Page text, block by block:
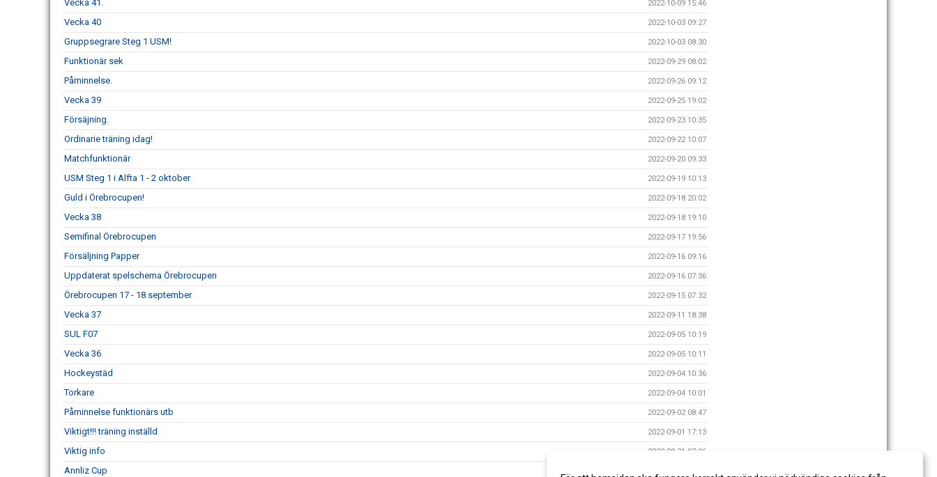
Vecka 41. 2022-10-09 15:46
Vecka 40 2022-10-03 09:27
Gruppsegrare Steg 1 USM! 2022-10-03 08:30
Funktionär sek 2022-09-29 08:02
Påminnelse. 2022-09-26 09:12
Vecka 39 2022-09-25 19:02
Försäjning. 2022-09-23 10:35
Ordinarie träning idag! 2022-09-22 10:07
Matchfunktionär 2022-09-20 09:33
USM Steg 1 i Alfta 1 - 2 oktober 2022-09-19 10:13
Guld i Örebrocupen! 2022-09-18 20:02
Vecka 38 2022-09-18 19:10
Semifinal Örebrocupen 2022-09-17 19:56
Försäljning Papper 2022-09-16 09:16
Uppdaterat spelschema Örebrocupen 2022-09-16 07:36
Örebrocupen 17 - 18 september 2022-09-15 07:32
Vecka 37 2022-09-11 18:38
SUL F07 2022-09-05 10:19
Vecka 36 2022-09-05 10:11
Hockeystäd 2022-09-04 10:36
Torkare 2022-09-04 10:01
Påminnelse funktionärs utb 2022-09-02 08:47
Viktigt!!! träning inställd 2022-09-01 17:13
Viktig info 2022-08-31 07:06
Annliz Cup